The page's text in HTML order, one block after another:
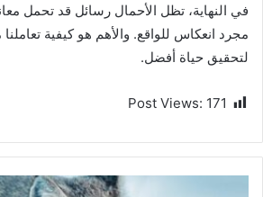
في النهاية، تظل الأحمال رسائل قد تحمل
مجرد انعكاس للواقع. والأهم هو كيفية
لتحقيق حياة أفضل.
Post Views: 171